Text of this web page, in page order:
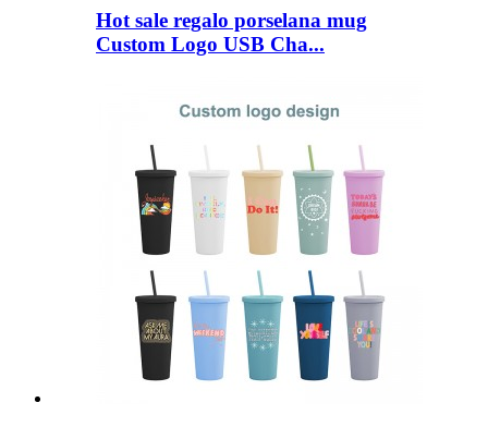
Hot sale regalo porselana mug
Custom Logo USB Cha...